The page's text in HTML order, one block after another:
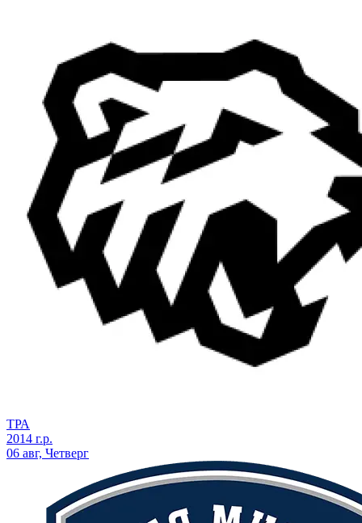
ТРА
2014 г.р.
06 авг, Четверг